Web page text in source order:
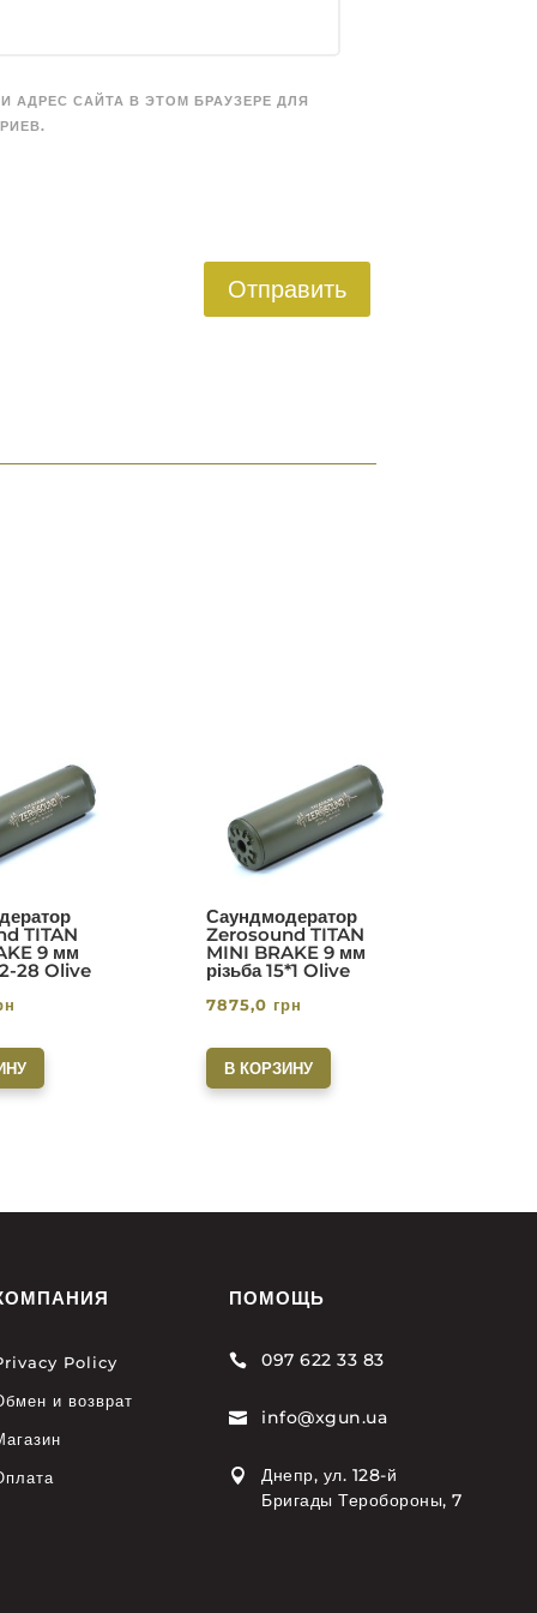
АДРЕС САЙТА В ЭТОМ БРАУЗЕРЕ ДЛЯ
Отправить
TITAN
9 мм
28 Olive
Саундмодератор
Zerosound TITAN
MINI BRAKE 9 мм
різьба 15*1 Olive
7875,0 грн
В КОРЗИНУ
Policy
и возврат
ПОМОЩЬ
 097 622 33 83
 info@xgun.ua

Днепр, ул. 128-й
Бригады Теробороны, 7